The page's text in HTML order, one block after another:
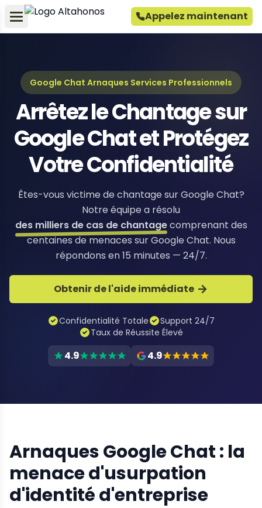
Appelez maintenant
Google Chat Arnaques Services Professionnels
Arrêtez le Chantage sur
Google Chat et Protégez
Votre Confidentialité
Êtes-vous victime de chantage sur Google Chat?
Notre équipe a résolu
des milliers de cas de chantagecomprenant des
centaines de menaces sur Google Chat. Nous
répondons en 15 minutes — 24/7.
Obtenir de l'aide immédiate
Confidentialité Totale
Support 24/7
Taux de Réussite Élevé
4.9 4.9
Arnaques Google Chat : la
menace d'usurpation
d'identité d'entreprise